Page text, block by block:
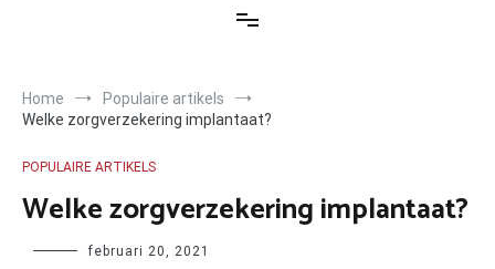
Home
Populaire artikels
Welke zorgverzekering implantaat?
POPULAIRE ARTIKELS
Welke zorgverzekering implantaat?
Author februari 20, 2021